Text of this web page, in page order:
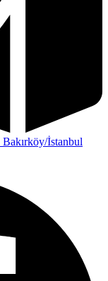
İstanbul